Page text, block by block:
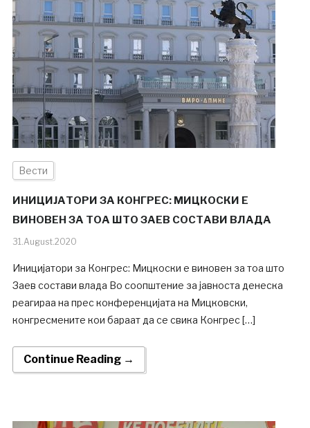
Вести
ИНИЦИЈАТОРИ ЗА КОНГРЕС: МИЦКОСКИ Е
ВИНОВЕН ЗА ТОА ШТО ЗАЕВ СОСТАВИ ВЛАДА
31.August.2020
Иницијатори за Конгрес: Мицкоски е виновен за тоа што
Заев состави влада Во соопштение за јавноста денеска
реагираа на прес конференцијата на Мицковски,
конгресмените кои бараат да се свика Конгрес […]
Continue Reading →